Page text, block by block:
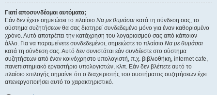
Γιατί αποσυνδέομαι αυτόματα;
Εάν δεν έχετε σημειώσει το πλαίσιο Να με θυμάσαι κατά τη σύνδεση σας, το
σύστημα συζητήσεων θα σας διατηρεί συνδεδεμένο μόνο για έναν καθορισμένο
χρόνο. Αυτό αποτρέπει την κατάχρηση του λογαριασμού σας από κάποιον
άλλο. Για να παραμείνετε συνδεδεμένοι, σημειώστε το πλαίσιο Να με θυμάσαι
κατά τη σύνδεση σας. Αυτό δεν συνιστάται εάν συνδέεστε στο σύστημα
συζητήσεων από έναν κοινόχρηστο υπολογιστή, π.χ. βιβλιοθήκη, internet cafe,
πανεπιστημιακό εργαστήριο υπολογιστών, κλπ. Εάν δεν βλέπετε αυτό το
πλαίσιο επιλογής σημαίνει ότι ο διαχειριστής του συστήματος συζητήσεων έχει
απενεργοποιήσει αυτό το χαρακτηριστικό.